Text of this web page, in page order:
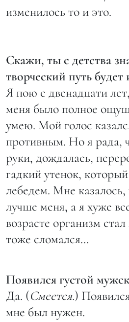
изменилось то и это.
Скажи, ты с детства
творческий путь
Я пою с двенадцати
меня было полное
умею. Мой голос
противным. Но я рада,
руки, дождалась,
гадкий утенок,
лебедем. Мне казалось,
лучше меня, а я хуже
возрасте организм
тоже сломался…
Появился густой
Да. (Смеется.)
мне был нужен.